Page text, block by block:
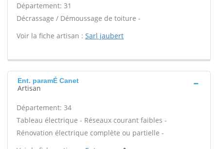
Département: 31
Décrassage / Démoussage de toiture -
Voir la fiche artisan : Sarl jaubert
Ent. paramÉ Canet
Artisan
Département: 34
Tableau électrique - Réseaux courant faibles -
Rénovation électrique complète ou partielle -